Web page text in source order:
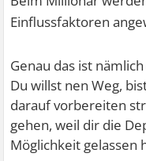
Einflussfaktoren
Genau das ist
Du willst nen Weg,
darauf vorbereiten
gehen, weil dir die
Möglichkeit gelassen